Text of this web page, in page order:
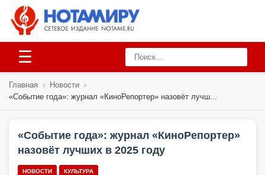
☰
Главная › Новости ›
«Событие года»: журнал «КиноРепортер» назовёт лучш...
«Событие года»: журнал «КиноРепортер»
назовёт лучших в 2025 году
НОВОСТИ КУЛЬТУРА